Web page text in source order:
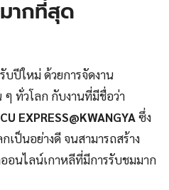
ากที่สุด
บปีใหม่ ด้วยการจัดงาน
ทั่วโลก กับงานที่มีชื่อว่า
EXPRESS@KWANGYAซึ่ง
เป็นอย่างดี จนสามารถสร้าง
อนไลน์เกาหลีที่มีการรับชมมาก